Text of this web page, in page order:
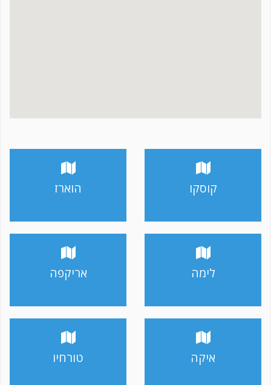
קוסקו הוארז
לימה אריקפה
איקה טורחיו